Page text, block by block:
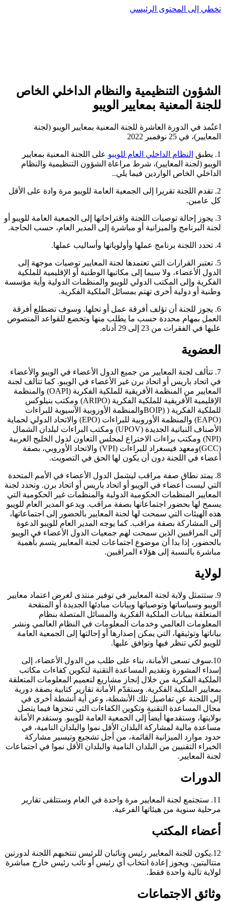
تخطي إلى المحتوى الرئيسي
الشؤون التنظيمية والنظام الداخلي الخاص
للجنة المعنية بمعايير الويبو
اعتُمد في الدورة العاشرة للجنة المعنية بمعايير الويبو (لجنة
المعايير)، في 25 نوفمبر 2022
1. يطبق النظام الداخلي العام للويبو على اللجنة المعنية بمعايير
الويبو (لجنة المعايير)، شرط مراعاة الشؤون التنظيمية والنظام
الداخلي الخاص الواردين فيما يلي..
2. تقدم اللجنة تقريرا إلى الجمعية العامة للويبو مرة وادة على الأقل
كل عامين.
3. يجوز إحالة توصيات اللجنة واقتراحاتها إلى الجمعية العامة للويبو أو
لجنة البرنامج والميزانية أو مباشرة إلى المدير العام، حسب الحاجة.
4. تحدد اللجنة برنامج عملها وأولوياتها وأساليب عملها.
5. تعتبر القرارات التي تعتمدها لجنة المعايير توصيات موجهة إلى
الدول الأعضاء، ولا سيما إلى مكاتبها الوطنية أو الإقليمية للملكية
الفكرية وإلى المكتب الدولي للويبو والمنظمات الدولية وأية مؤسسة
وطنية أو دولية أخرى تهتم بمسائل الملكية الفكرية.
6. يجوز للجنة أن تؤلف أفرقة عمل أو تحلها. وسوف تضطلع أفرقة
العمل بمهام محددة حسب ما يطلب منها وتخضع للقواعد المنصوص
عليها في الفقرات من 23 إلى 29 أدناه.
العضوية
7. تتألف لجنة المعايير من جميع الدول الأعضاء في الويبو والأعضاء
في اتحاد باريس أو اتحاد برن غير الأعضاء في الويبو. كما تتألف لجنة
المعايير من المنظمة الأفريقية للملكية الفكرية (OAPI) والمنظمة
الإقليمية الأفريقية للملكية الفكرية (ARIPO) ومكتب بنيلوكس
للملكية الفكرية ( (BOIPوالمنظمة الأوروبية الآسيوية للبراءات
(EAPO) والمنظمة الأوروبية للبراءات (EPO) والاتحاد الدولي لحماية
الأصناف النباتية الجديدة (UPOV) ومكتب البراءات لبلدان الشمال
(NPI) ومكتب براءات الاختراع لمجلس التعاون لدول الخليج العربية
(GCC)ومعهد فيسغراد للبراءات (VPI) والاتحاد الأوروبي، بصفة
أعضاء في اللجنة دون أن يكون لها الحق في التصويت.
8. يمتد نطاق صفة مراقب ليشمل الدول الأعضاء في الأمم المتحدة
التي ليست أعضاء في الويبو أو اتحاد باريس أو اتحاد برن. وتحدد لجنة
المعايير المنظمات الحكومية الدولية والمنظمات غير الحكومية التي
يسمح لها بحضور اجتماعاتها بصفة مراقب. ويدعو المدير العام للويبو
هذه الهيئات التي سمحت لها لجنة المعايير بالحضور إلى اجتماعاتها،
إلى المشاركة بصفة مراقب. كما يوجه المدير العام للويبو الدعوة
إلى المراقبين الذين سمحت لهم جمعيات الدول الأعضاء في الويبو
بالحضور، إذا بدا أن موضوع اجتماعات لجنة المعايير يتسم بأهمية
مباشرة بالنسبة إلى هؤلاء المراقبين.
لولاية
9. ستتمثل ولاية لجنة المعايير في توفير منتدى لغرض اعتماد معايير
الويبو وسياساتها وتوصياتها وبيانات مبادئها الجديدة أو المنقحة
المتعلقة ببيانات الملكية الفكرية والمسائل المتصلة بنظام
المعلومات العالمي وخدمات المعلومات في النظام العالمي ونشر
بياناتها وتوثيقها، التي يمكن إصدارها أو إحالتها إلى الجمعية العامة
للويبو لكي تنظر فيها وتوافق عليها.
10.سوف تسعى الأمانة، بناء على طلب من الدول الأعضاء، إلى
إسداء المشورة وتقديم المساعدة التقنية لتكوين كفاءات مكاتب
الملكية الفكرية من خلال إنجاز مشاريع لتعميم المعلومات المتعلقة
بمعايير الملكية الفكرية. وستقدّم الأمانة تقارير كتابية بصفة دورية
إلى اللجنة عن تفاصيل تلك الأنشطة، وعن أية أنشطة أخرى في
مجال المساعدة التقنية وتكوين الكفاءات التي تنجزها فيما يتصل
بولايتها، وستقدمها أيضاً إلى الجمعية العامة للويبو. وستقدم الأمانة
مساعدة مالية لمشاركة البلدان الأقل نموا والبلدان النامية، في
حدود موارد الميزانية القائمة، من أجل تشجيع وتيسير مشاركة
الخبراء التقنيين من البلدان النامية والبلدان الأقل نموا في اجتماعات
لجنة المعايير.
الدورات
11. ستجتمع لجنة المعايير مرة واحدة في العام وستتلقى تقارير
مرحلية سنوية من هيئاتها الفرعية.
أعضاء المكتب
12.يكون للجنة المعايير رئيس ونائبان للرئيس تنتخبهم اللجنة لدورتين
متتاليتين. ويجوز إعادة انتخاب أي رئيس أو نائب رئيس خارج مباشرة
لولاية تالية واحدة فقط.
وثائق الاجتماعات